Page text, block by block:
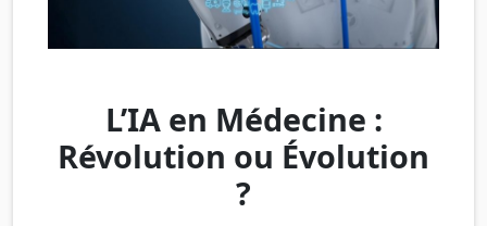
L’IA en Médecine :
Révolution ou Évolution
?